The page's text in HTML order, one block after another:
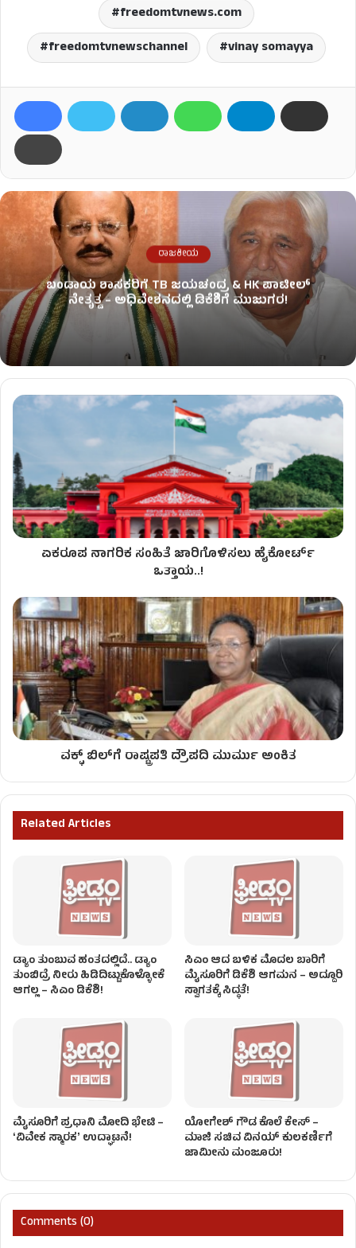
freedomtvnews.com
freedomtvnewschannel
vinay somayya
ರಾಜಕೀಯ
ಬಂಡಾಯ ಶಾಸಕರಿಗೆ TB ಜಯಚಂದ್ರ & HK ಪಾಟೀಲ್
ನೇತೃತ್ವ – ಅಧಿವೇಶನದಲ್ಲಿ ಡಿಕೆಶಿಗೆ ಮುಜುಗರ!
ಏಕರೂಪ ನಾಗರಿಕ ಸಂಹಿತೆ ಜಾರಿಗೊಳಿಸಲು ಹೈಕೋರ್ಟ್
ಒತ್ತಾಯ..!
ವಕ್ಫ್​ ಬಿಲ್​​ಗೆ ರಾಷ್ಟ್ರಪತಿ ದ್ರೌಪದಿ ಮುರ್ಮು ಅಂಕಿತ
Related Articles
ಡ್ಯಾಂ ತುಂಬುವ ಹಂತದಲ್ಲಿದೆ.. ಡ್ಯಾಂ
ತುಂಬಿದ್ರೆ ನೀರು ಹಿಡಿದಿಟ್ಟುಕೊಳ್ಳೋಕೆ
ಆಗಲ್ಲ – ಸಿಎಂ ಡಿಕೆಶಿ!
ಸಿಎಂ ಆದ ಬಳಿಕ ಮೊದಲ ಬಾರಿಗೆ
ಮೈಸೂರಿಗೆ ಡಿಕೆಶಿ ಆಗಮನ – ಅದ್ದೂರಿ
ಸ್ವಾಗತಕ್ಕೆ ಸಿದ್ಧತೆ!
ಮೈಸೂರಿಗೆ ಪ್ರಧಾನಿ ಮೋದಿ ಭೇಟಿ –
ʻವಿವೇಕ ಸ್ಮಾರಕʼ ಉದ್ಘಾಟನೆ!
ಯೋಗೇಶ್ ಗೌಡ ಕೊಲೆ ಕೇಸ್ –
ಮಾಜಿ ಸಚಿವ ವಿನಯ್ ಕುಲಕರ್ಣಿಗೆ
ಜಾಮೀನು ಮಂಜೂರು!
Comments (0)